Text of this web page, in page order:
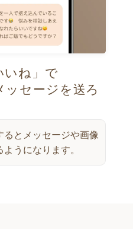
いね」で
セージを送ろ
るとメッセージや画像
うになります。